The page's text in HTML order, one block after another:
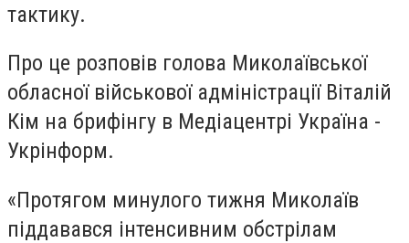
тактику.
Про це розповів голова Миколаївської
обласної військової адміністрації Віталій
Кім на брифінгу в Медіацентрі Україна -
Укрінформ.
«Протягом минулого тижня Миколаїв
піддавався інтенсивним обстрілам